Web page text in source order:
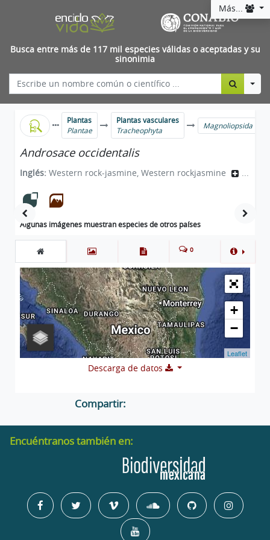
Más...
Busca entre más de 117 mil especies válidas o aceptadas y su
sinonimia
Plantas
Plantae
Plantas vasculares
Tracheophyta
Magnoliopsida
Androsace occidentalis
Inglés: Western rock-jasmine, Western rockjasmine ...
Algunas imágenes muestran especies de otros países
0
+
−
Leaflet
Descarga de datos
Compartir:
Encuéntranos también en: